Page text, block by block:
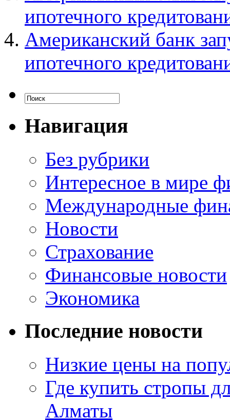
ипотечного
Американский банк
ипотечного
Навигация
Без рубрики
Интересное в мире
Международные
Новости
Страхование
Финансовые новости
Экономика
Последние новости
Низкие цены на
Где купить стропы
Алматы